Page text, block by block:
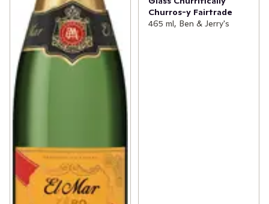
Churros-y Fairtrade
465 ml, Ben & Jerry's